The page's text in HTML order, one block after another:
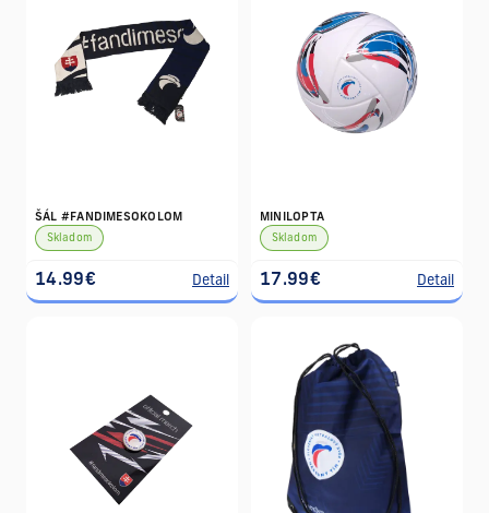
ŠÁL #FANDIMESOKOLOM
Skladom
14.99€ Detail
MINILOPTA
Skladom
17.99€ Detail